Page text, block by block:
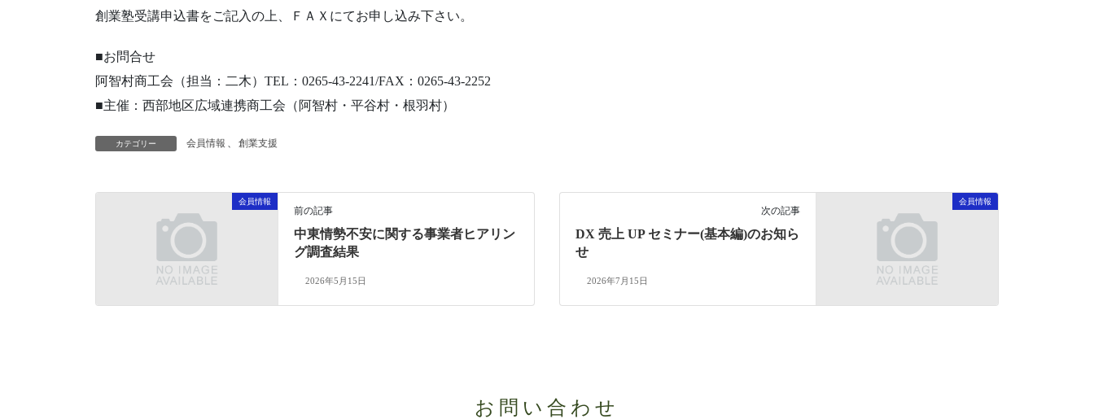
創業塾受講申込書をご記入の上、ＦＡＸにてお申し込み下さい。
■お問合せ
阿智村商工会（担当：二木）TEL：0265-43-2241/FAX：0265-43-2252
■主催：西部地区広域連携商工会（阿智村・平谷村・根羽村）
カテゴリー 会員情報 、 創業支援
会員情報
前の記事
中東情勢不安に関する事業者ヒアリン
グ調査結果
2026年5月15日
会員情報
次の記事
DX 売上 UP セミナー(基本編)のお知ら
せ
2026年7月15日
お問い合わせ